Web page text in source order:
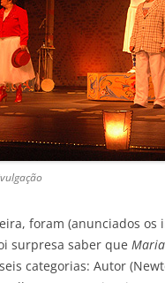
foram (anunciados os
surpresa saber que
categorias: Autor